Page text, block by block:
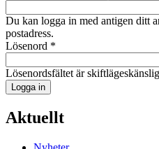
Du kan logga in med antigen ditt
postadress.
Lösenord *
Lösenordsfältet är
Aktuellt